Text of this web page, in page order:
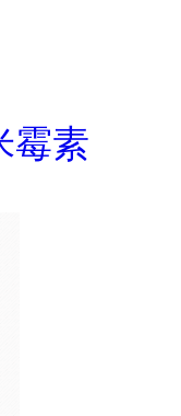
霉素